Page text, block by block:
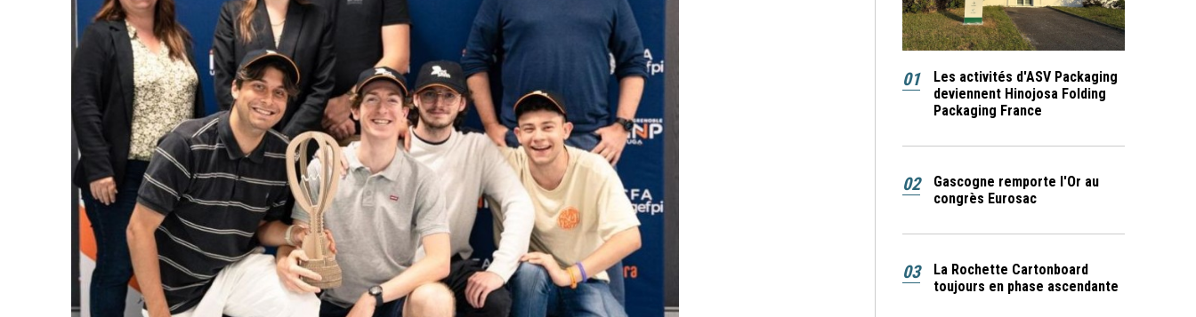
01
Les activités d'ASV Packaging
deviennent Hinojosa Folding
Packaging France
02
Gascogne remporte l'Or au
congrès Eurosac
03
La Rochette Cartonboard
toujours en phase ascendante